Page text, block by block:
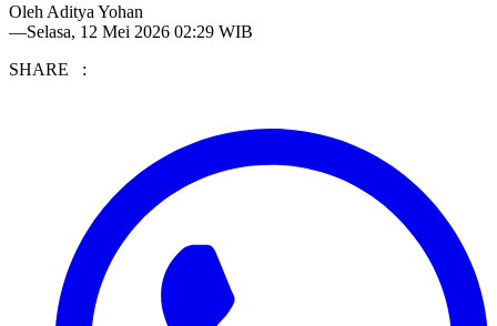
Oleh Aditya Yohan
—Selasa, 12 Mei 2026 02:29 WIB
SHARE :